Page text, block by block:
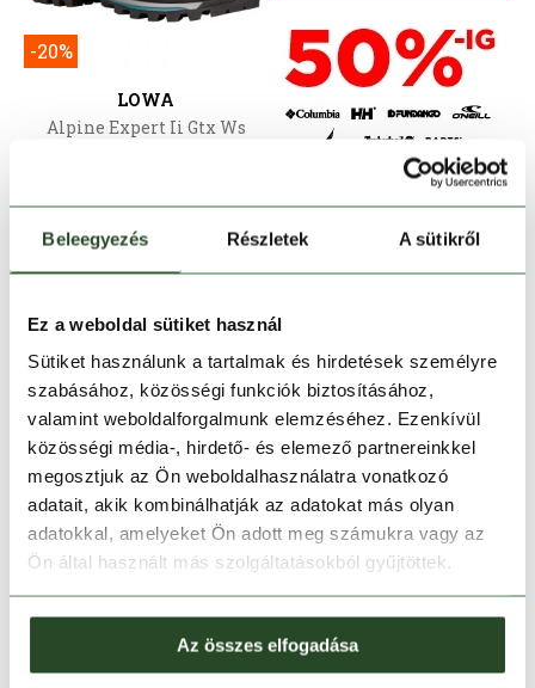
Beleegyezés Részletek A sütikről
Ez a weboldal sütiket használ
Sütiket használunk a tartalmak és hirdetések személyre
szabásához, közösségi funkciók biztosításához,
valamint weboldalforgalmunk elemzéséhez. Ezenkívül
közösségi média-, hirdető- és elemező partnereinkkel
megosztjuk az Ön weboldalhasználatra vonatkozó
adatait, akik kombinálhatják az adatokat más olyan
adatokkal, amelyeket Ön adott meg számukra vagy az
Ön által használt más szolgáltatásokból gyűjtöttek.
Az összes elfogadása
-20%
LOWA
Alpine Expert Ii Gtx Ws
-20%
95 990 Ft
4 5